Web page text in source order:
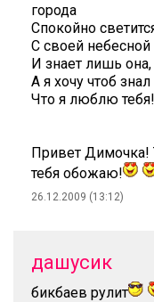
города
Спокойно
С своей
И знает лишь она,
А я хочу чтоб
Что я люблю тебя!
Привет
тебя обожаю!
26.12.2009 (13:12)
дашусик
бикбаев рулит